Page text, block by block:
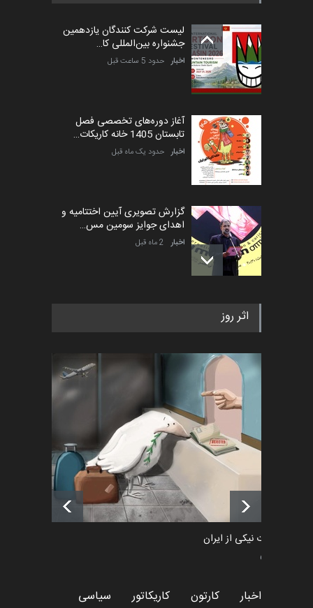
لیست شرکت کنندگان یازدهمین
جشنواره بین‌المللی کا…
اخبار حدود 5 ساعت قبل
آغاز دوره‌های تخصصی فصل
تابستان 1405 خانه کاریکات…
اخبار حدود یک ماه قبل
گزارش تصویری آیین اختتامیه و
اهدای جوایز سومین مس…
اخبار 2 ماه قبل
به یاد اردوغان باشول (۱۹۳۶–
اخبار 2 ماه قبل
رویداد کارگاهی کارتون و پوستر
«ایران سربلند» به ا…
اخبار 6 ماه قبل
فراخوان رویداد کارگاهی کارتون و
پوستر "ایران سربل…
اخبار 6 ماه قبل
اثر روز
طراوت نیکی از ایران
سیاسی
اخبار کارتون کاریکاتور سیاسی